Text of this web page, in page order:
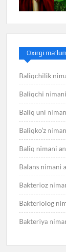
Oxirgi
Baliqchilik
Baliqchi
Baliq uni
Baliqko’z
Baliq nimani
Balans nimani
Bakterioz
Bakteriolog
Bakteriya